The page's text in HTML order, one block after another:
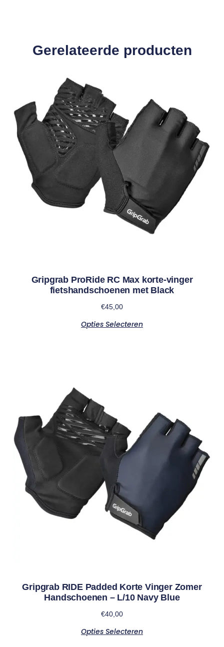
Gerelateerde producten
Gripgrab ProRide RC Max korte-vinger
fietshandschoenen met Black
€45,00
Opties Selecteren
Gripgrab RIDE Padded Korte Vinger Zomer
Handschoenen – L/10 Navy Blue
€40,00
Opties Selecteren